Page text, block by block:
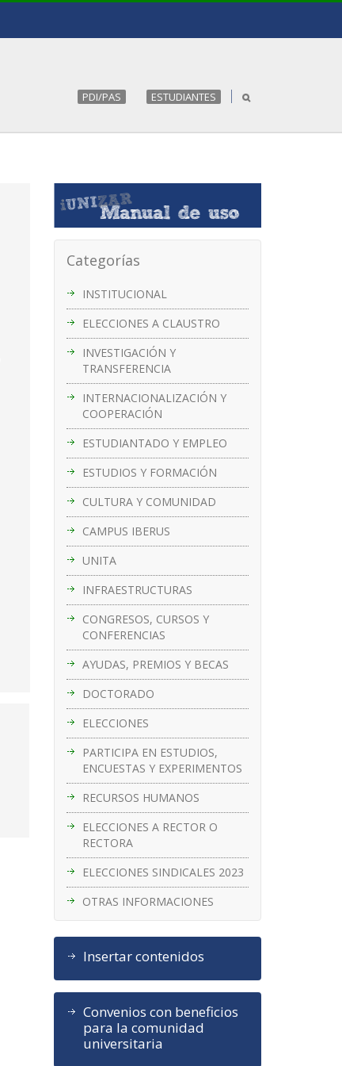
PDI/PAS ESTUDIANTES
Categorías
INSTITUCIONAL
ELECCIONES A CLAUSTRO
INVESTIGACIÓN Y
TRANSFERENCIA
INTERNACIONALIZACIÓN Y
COOPERACIÓN
ESTUDIANTADO Y EMPLEO
ESTUDIOS Y FORMACIÓN
CULTURA Y COMUNIDAD
CAMPUS IBERUS
UNITA
INFRAESTRUCTURAS
CONGRESOS, CURSOS Y
CONFERENCIAS
AYUDAS, PREMIOS Y BECAS
DOCTORADO
ELECCIONES
PARTICIPA EN ESTUDIOS,
ENCUESTAS Y EXPERIMENTOS
RECURSOS HUMANOS
ELECCIONES A RECTOR O
RECTORA
ELECCIONES SINDICALES 2023
OTRAS INFORMACIONES
Insertar contenidos
Convenios con beneficios
para la comunidad
universitaria